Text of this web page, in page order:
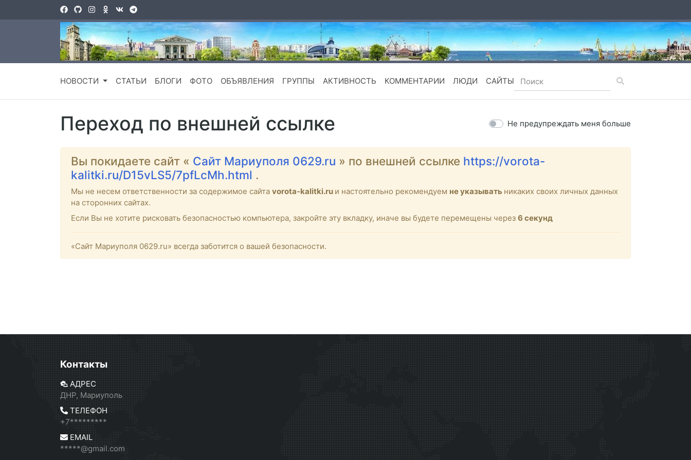
НОВОСТИ СТАТЬИ БЛОГИ ФОТО ОБЪЯВЛЕНИЯ ГРУППЫ АКТИВНОСТЬ КОММЕНТАРИИ ЛЮДИ САЙТЫ
Переход по внешней ссылке Не предупреждать меня больше
Вы покидаете сайт « Сайт Мариуполя 0629.ru » по внешней ссылке https://vorota-
kalitki.ru/D15vLS5/7pfLcMh.html .
Мы не несем ответственности за содержимое сайта vorota-kalitki.ru и настоятельно рекомендуем не указывать никаких своих личных данных
на сторонних сайтах.
Если Вы не хотите рисковать безопасностью компьютера, закройте эту вкладку, иначе вы будете перемещены через 6 секунд
«Сайт Мариуполя 0629.ru» всегда заботится о вашей безопасности.
Контакты
АДРЕС
ДНР, Мариуполь
ТЕЛЕФОН
+7*********
EMAIL
*****@gmail.com